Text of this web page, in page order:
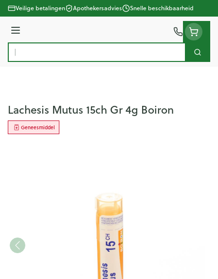
Ga naar de inhoud
Veilige betalingen Apothekersadvies Snelle beschikbaarheid
Menu
Product, merk, categorie...
Zoek
Lachesis Mutus 15ch Gr 4g Boiron
Geneesmiddel